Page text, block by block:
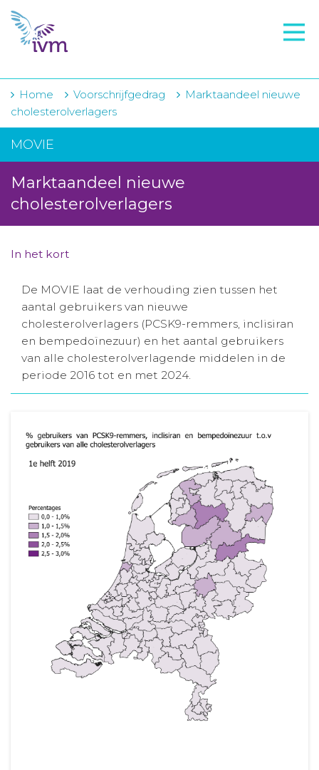
VMI
FTO voorbereiding
IVM-academie
Zorginstellingen
Voorschrijfgedrag
Projecten
Over IVM
Winkelwagentje
Aanmelden nieuwsbrief
Inloggen
Home Voorschrijfgedrag
Marktaandeel nieuwe
cholesterolverlagers
MOVIE
Marktaandeel nieuwe
cholesterolverlagers
In het kort
De MOVIE laat de verhouding zien tussen het
aantal gebruikers van nieuwe
cholesterolverlagers (PCSK9-remmers, inclisiran
en bempedoïnezuur) en het aantal gebruikers
van alle cholesterolverlagende middelen in de
periode 2016 tot en met 2024.